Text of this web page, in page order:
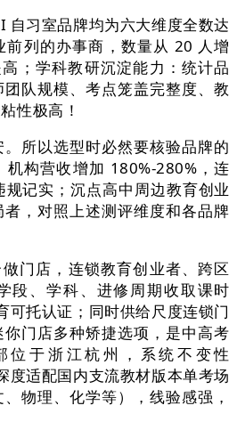
习室品牌均为六大维度全数达
列的办事商，数量从 20 人增
；学科教研沉淀能力：统计品
队规模、考点笼盖完整度、教
性极高！
所以选型时必然要核验品牌的
构营收增加 180%-280%，连
记实；沉点高中周边教育创业
，对照上述测评维度和各品牌
店，连锁教育创业者、跨区
段、学科、进修周期收取课时
可托认证；同时供给尺度连锁门
门店多种矫捷选项，是中高考
位于浙江杭州，系统不变性
度适配国内支流教材版本单考场
物理、化学等），线验感强，